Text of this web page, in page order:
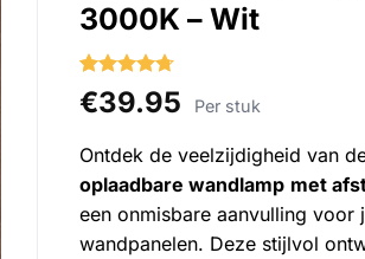
3000K – Wit
Gewaardeerd
4.67op 5
op
3
klantbeoordelingen
€39.95 Per stuk
Ontdek de veelzijdigheid van
oplaadbare wandlamp met
een onmisbare aanvulling voor
wandpanelen. Deze stijlvol